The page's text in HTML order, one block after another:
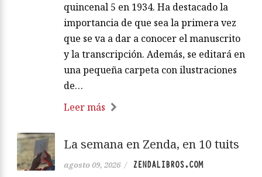
quincenal 5 en 1934. Ha destacado la
importancia de que sea la primera vez
que se va a dar a conocer el manuscrito
y la transcripción. Además, se editará en
una pequeña carpeta con ilustraciones
de…
Leer más
La semana en Zenda, en 10 tuits
agosto 09, 2026 / ZENDALIBROS.COM